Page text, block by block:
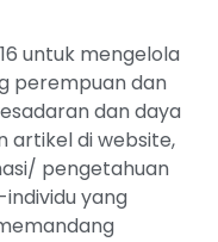
untuk mengelola
perempuan dan
dan daya
artikel di website,
pengetahuan
individu yang